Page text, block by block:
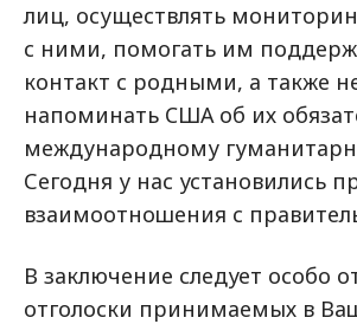
лиц, осуществлять
с ними, помогать им
контакт с родными, а также
напоминать CША об их
международному
Сегодня у нас установились
взаимоотношения с
В заключение следует особо
отголоски принимаемых в